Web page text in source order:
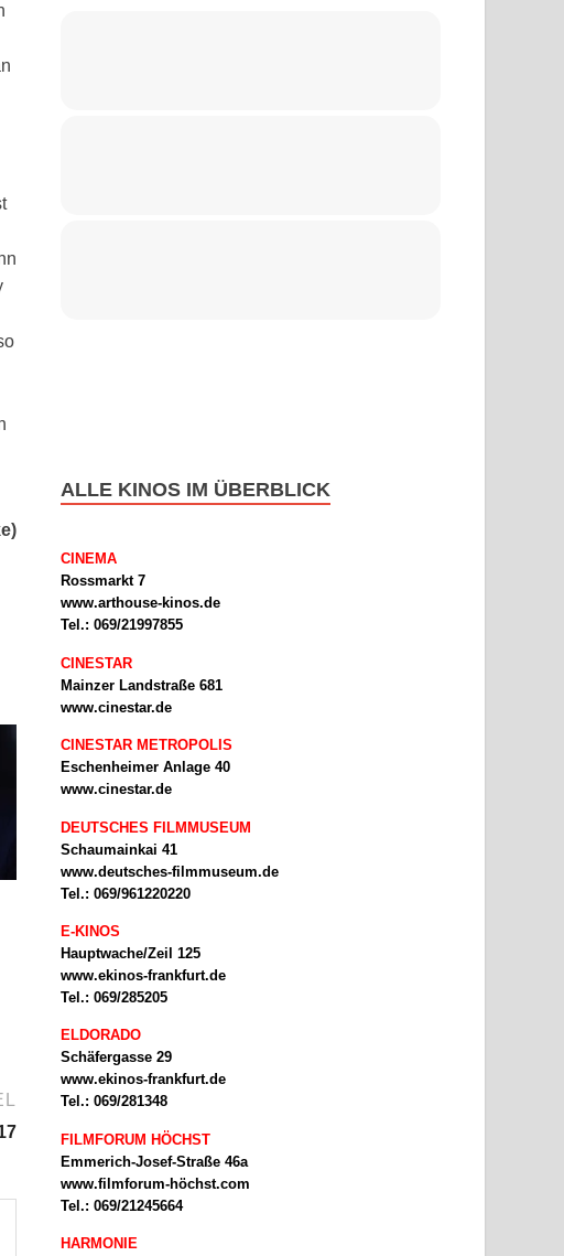
ALLE KINOS IM ÜBERBLICK
CINEMA
Rossmarkt 7
www.arthouse-kinos.de
Tel.: 069/21997855
CINESTAR
Mainzer Landstraße 681
www.cinestar.de
CINESTAR METROPOLIS
Eschenheimer Anlage 40
www.cinestar.de
DEUTSCHES FILMMUSEUM
Schaumainkai 41
www.deutsches-filmmuseum.de
Tel.: 069/961220220
E-KINOS
Hauptwache/Zeil 125
www.ekinos-frankfurt.de
Tel.: 069/285205
ELDORADO
Schäfergasse 29
www.ekinos-frankfurt.de
Tel.: 069/281348
FILMFORUM HÖCHST
Emmerich-Josef-Straße 46a
www.filmforum-höchst.com
Tel.: 069/21245664
HARMONIE